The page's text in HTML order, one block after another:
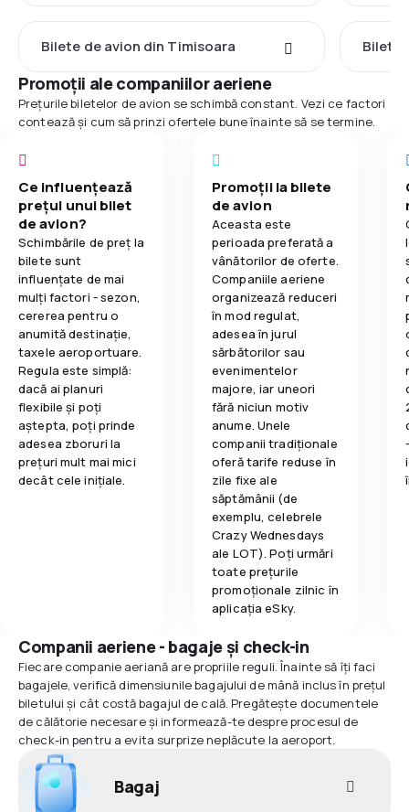
Bilete de avion din Timisoara Bilete
Promoții ale companiilor aeriene
Prețurile biletelor de avion se schimbă constant. Vezi ce factori
contează și cum să prinzi ofertele bune înainte să se termine.
Ce influențează
prețul unui bilet
de avion?
Schimbările de preț la
bilete sunt
influențate de mai
mulți factori - sezon,
cererea pentru o
anumită destinație,
taxele aeroportuare.
Regula este simplă:
dacă ai planuri
flexibile și poți
aștepta, poți prinde
adesea zboruri la
prețuri mult mai mici
decât cele inițiale.
Promoții la bilete
de avion
Aceasta este
perioada preferată a
vânătorilor de oferte.
Companiile aeriene
organizează reduceri
în mod regulat,
adesea în jurul
sărbătorilor sau
evenimentelor
majore, iar uneori
fără niciun motiv
anume. Unele
companii tradiționale
oferă tarife reduse în
zile fixe ale
săptămânii (de
exemplu, celebrele
Crazy Wednesdays
ale LOT). Poți urmări
toate prețurile
promoționale zilnic în
aplicația eSky.
Companii aeriene - bagaje și check-in
Fiecare companie aeriană are propriile reguli. Înainte să îți faci
bagajele, verifică dimensiunile bagajului de mână inclus în prețul
biletului și cât costă bagajul de cală. Pregătește documentele
de călătorie necesare și informează-te despre procesul de
check-in pentru a evita surprize neplăcute la aeroport.
Bagaj